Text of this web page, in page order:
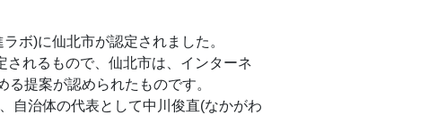
ボ)に仙北市が認定されました。
れるもので、仙北市は、インターネ
提案が認められたものです。
自治体の代表として中川俊直(なかがわ